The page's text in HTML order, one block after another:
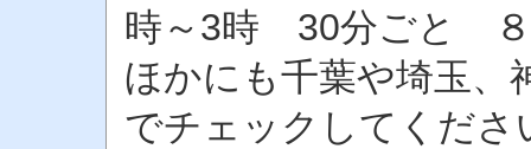
時～3時 30分ごと ８
ほかにも千葉や埼玉、
でチェックしてくださ